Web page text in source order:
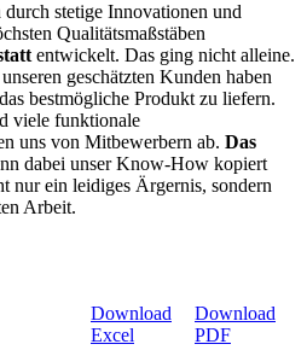
stetige Innovationen und
Qualitätsmaßstäben
entwickelt. Das ging nicht alleine.
geschätzten Kunden haben
bestmögliche Produkt zu liefern.
viele funktionale
uns von Mitbewerbern ab. Das
dabei unser Know-How kopiert
nur ein leidiges Ärgernis, sondern
Arbeit.
Download
Excel
Download
PDF